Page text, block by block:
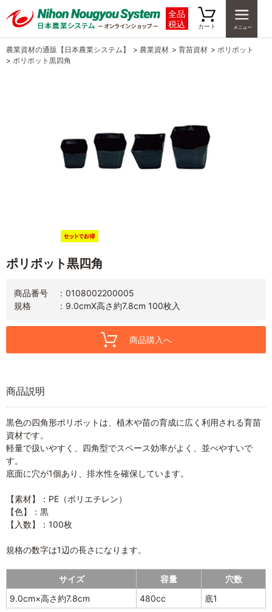
全品
税込
カート
農業資材の通販【日本農業システム】 > 農業資材 > 育苗資材 > ポリポット
> ポリポット黒四角
ポリポット黒四角
商品番号
0108002200005
規格
9.0cmX高さ約7.8cm 100枚入
商品購入へ
商品説明
黒色の四角形ポリポットは、植木や苗の育成に広く利用される育苗
資材です。
軽量で扱いやすく、四角型でスペース効率がよく、並べやすいで
す。
底面に穴が1個あり、排水性を確保しています。
【素材】：PE（ポリエチレン）
【色】：黒
【入数】：100枚
規格の数字は1辺の長さになります。
サイズ 容量
穴数
9.0cm×高さ約7.8cm
480cc 底1